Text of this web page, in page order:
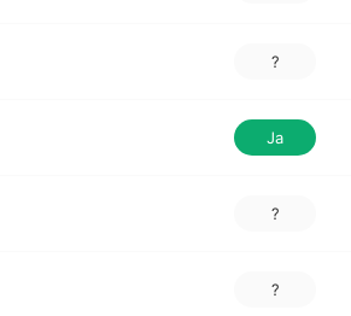
?
Ja
?
?